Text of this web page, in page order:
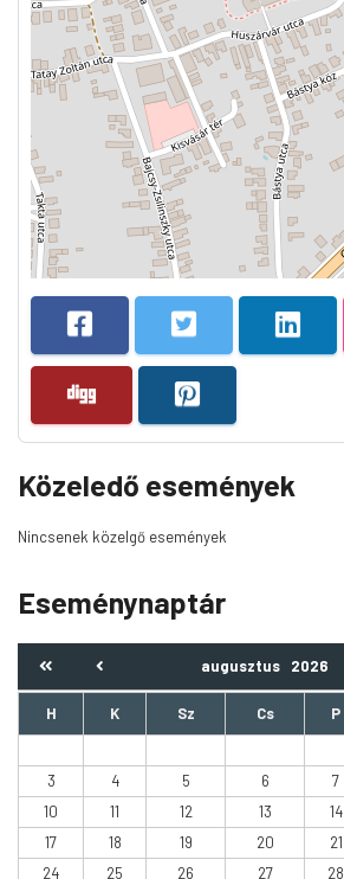
Közeledő események
Nincsenek közelgő események
Eseménynaptár
augusztus 2026
H K Sz Cs P
3
4 5 6 7
10
11 12 13 14
17
18 19 20 21
24
25 26 27 28